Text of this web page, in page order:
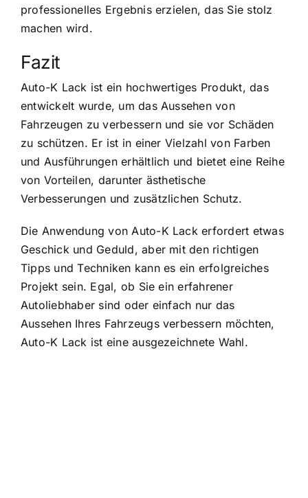
professionelles Ergebnis erzielen, das Sie stolz
machen wird.
Fazit
Auto-K Lack ist ein hochwertiges Produkt, das
entwickelt wurde, um das Aussehen von
Fahrzeugen zu verbessern und sie vor Schäden
zu schützen. Er ist in einer Vielzahl von Farben
und Ausführungen erhältlich und bietet eine Reihe
von Vorteilen, darunter ästhetische
Verbesserungen und zusätzlichen Schutz.
Die Anwendung von Auto-K Lack erfordert etwas
Geschick und Geduld, aber mit den richtigen
Tipps und Techniken kann es ein erfolgreiches
Projekt sein. Egal, ob Sie ein erfahrener
Autoliebhaber sind oder einfach nur das
Aussehen Ihres Fahrzeugs verbessern möchten,
Auto-K Lack ist eine ausgezeichnete Wahl.